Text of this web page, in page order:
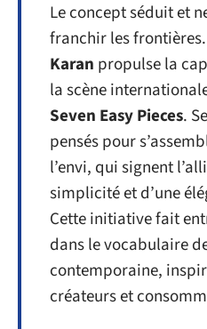
Le concept séduit et
franchir les frontières.
Karan propulse la
la scène
Seven Easy Pieces.
pensés pour
l’envi, qui signent
simplicité et d’une
Cette initiative fait
dans le vocabulaire
contemporaine,
créateurs et